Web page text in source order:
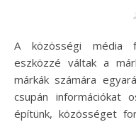
A közösségi média felületek mára elengedhetetlen
eszközzé váltak a
márkák számára
csupán információkat
építünk, közösséget